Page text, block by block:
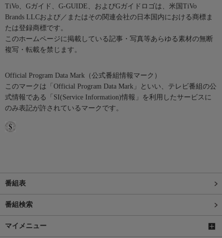
TiVo、Gガイド、G-GUIDE、およびGガイドロゴは、米国TiVo
Brands LLCおよび／またはその関連会社の日本国内における商標ま
たは登録商標です。
このホームページに掲載している記事・写真等あらゆる素材の無断
複写・転載を禁じます。
Official Program Data Mark（公式番組情報マーク）
このマークは「Official Program Data Mark」といい、テレビ番組の公
式情報である「SI(Service Information)情報」を利用したサービスに
のみ表記が許されているマークです。
番組表
番組検索
マイメニュー